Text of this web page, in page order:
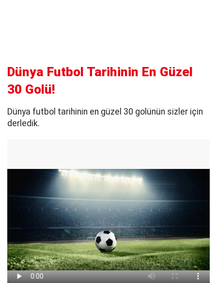
Dünya Futbol Tarihinin En Güzel
30 Golü!
Dünya futbol tarihinin en güzel 30 golünün sizler için
derledik.